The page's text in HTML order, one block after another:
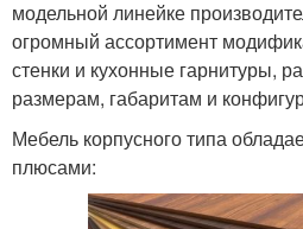
модельной линейке
огромный ассортимент
стенки и кухонные гарнитуры,
размерам, габаритам и
Мебель корпусного типа
плюсами: